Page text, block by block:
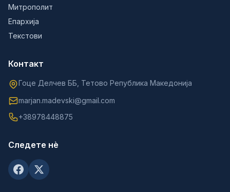
Митрополит
Епархија
Текстови
Контакт
Гоце Делчев ББ, Тетово Република Македонија
marjan.madevski@gmail.com
+38978448875
Следете нè